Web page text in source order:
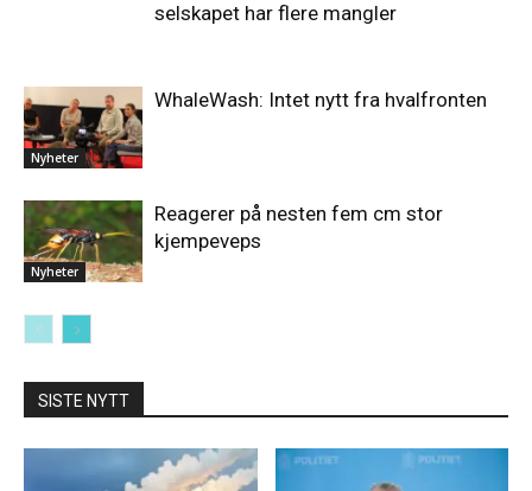
selskapet har flere mangler
Nyheter
WhaleWash: Intet nytt fra hvalfronten
Nyheter
Reagerer på nesten fem cm stor
kjempeveps
SISTE NYTT